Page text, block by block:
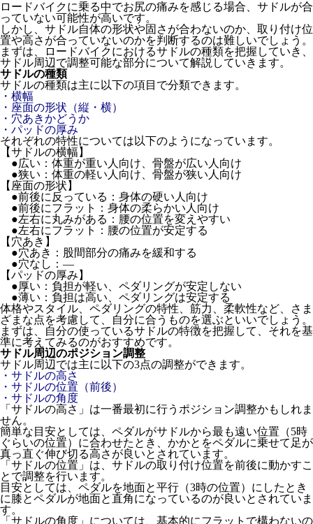
ロードバイクに乗る中でお尻の痛みを感じる場合、サドルが合
っていない可能性が高いです。
しかし、サドル自体の形状や固さが合わないのか、取り付け位
置や高さが合っていないのかを判断するのは難しいでしょう。
まずは、ロードバイクにおけるサドルの種類を把握していき、
サドル周辺で調整可能な部分について解説していきます。
サドルの種類
サドルの種類は主に以下の項目で分類できます。
・横幅
・座面の形状（縦・横）
・穴あきかどうか
・パッドの厚み
それぞれの特性については以下のようになっています。
【サドルの横幅】
●広い：体重が重い人向け、骨盤が広い人向け
●狭い：体重の軽い人向け、骨盤が狭い人向け
【座面の形状】
●前後に反っている：身体の硬い人向け
●前後にフラット：身体の柔らかい人向け
●左右に丸みがある：腰の位置を変えやすい
●左右にフラット：腰の位置が安定する
【穴あき】
●穴あき：股間部分の痛みを緩和する
●穴なし：―
【パッドの厚み】
●厚い：負担が軽い、ペダリングが安定しない
●薄い：負担は高い、ペダリングは安定する
体格やスタイル、ペダリングの特性、筋力、柔軟性など、さま
ざまな点を考慮して、自分に合うものを選ぶといいでしょう。
まずは、自分の使っているサドルの特徴を把握して、それを基
準に考えてみるのがおすすめです。
サドル周辺のポジション調整
サドル周辺では主に以下の3点の調整ができます。
・サドルの高さ
・サドルの位置（前後）
・サドルの角度
「サドルの高さ」は一番最初に行うポジション調整かもしれま
せん。
簡単な目安としては、ペダルがサドルから最も遠い位置（5時
ぐらいの位置）に合わせたとき、かかとをペダルに乗せて足が
真っ直ぐ伸び切る高さが良いとされています。
「サドルの位置」は、サドルの取り付け位置を前後に動かすこ
とで調整を行います。
目安としては、ペダルを地面と平行（3時の位置）にしたとき
に膝とペダルが地面と直角になっているのが良いとされていま
す。
「サドルの角度」については、基本的にフラットで構わないの